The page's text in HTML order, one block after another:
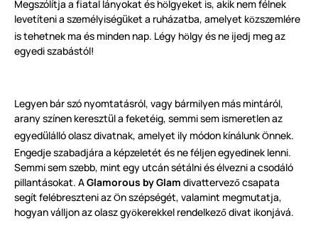
Megszólítja a fiatal lányokat és hölgyeket is, akik nem félnek
levetíteni a személyiségüket a ruházatba, amelyet közszemlére
is tehetnek ma és minden nap. Légy hölgy és ne ijedj meg az
egyedi szabástól!
Legyen bár szó nyomtatásról, vagy bármilyen más mintáról,
arany színen keresztül a feketéig, semmi sem ismeretlen az
egyedülálló olasz divatnak, amelyet ily módon kínálunk Önnek.
Engedje szabadjára a képzeletét és ne féljen egyedinek lenni.
Semmi sem szebb, mint egy utcán sétálni és élvezni a csodáló
pillantásokat. AGlamorous by Glam divattervező csapata
segít felébreszteni az Ön szépségét, valamint megmutatja,
hogyan válljon az olasz gyökerekkel rendelkező divat ikonjává.